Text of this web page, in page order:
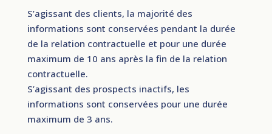
S’agissant des clients, la majorité des
informations sont conservées pendant la durée
de la relation contractuelle et pour une durée
maximum de 10 ans après la fin de la relation
contractuelle.
S’agissant des prospects inactifs, les
informations sont conservées pour une durée
maximum de 3 ans.